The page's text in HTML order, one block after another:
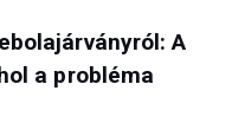
A
a probléma